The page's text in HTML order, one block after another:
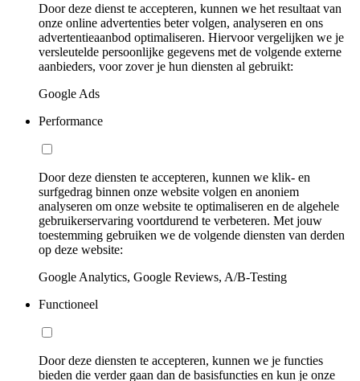
Door deze dienst te accepteren, kunnen we het resultaat van
onze online advertenties beter volgen, analyseren en ons
advertentieaanbod optimaliseren. Hiervoor vergelijken we je
versleutelde persoonlijke gegevens met de volgende externe
aanbieders, voor zover je hun diensten al gebruikt:
Google Ads
Performance
Door deze diensten te accepteren, kunnen we klik- en
surfgedrag binnen onze website volgen en anoniem
analyseren om onze website te optimaliseren en de algehele
gebruikerservaring voortdurend te verbeteren. Met jouw
toestemming gebruiken we de volgende diensten van derden
op deze website:
Google Analytics, Google Reviews, A/B-Testing
Functioneel
Door deze diensten te accepteren, kunnen we je functies
bieden die verder gaan dan de basisfuncties en kun je onze